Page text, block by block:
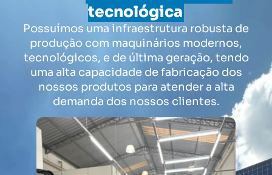
tecnológica
Possuímos uma infraestrutura robusta de
produção com maquinários modernos,
tecnológicos, e de última geração, tendo
uma alta capacidade de fabricação dos
nossos produtos para atender a alta
demanda dos nossos clientes.